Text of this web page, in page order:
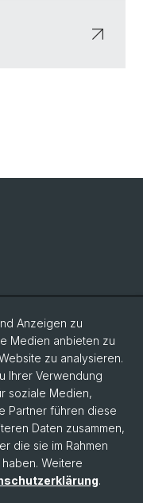
Anzeigen zu
Medien anbieten zu
zu analysieren.
Ihrer Verwendung
soziale Medien,
Partner führen diese
Daten zusammen,
die sie im Rahmen
Weitere
.